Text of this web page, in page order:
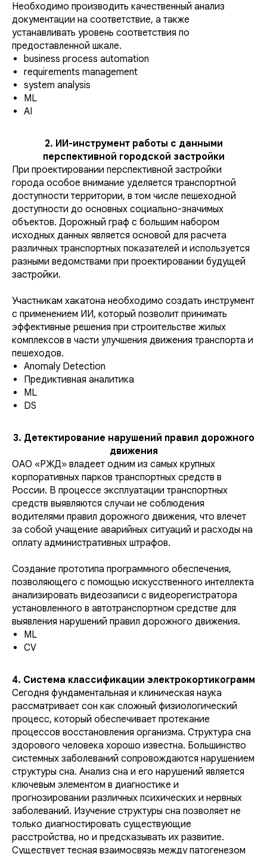
Необходимо производить качественный анализ
документации на соответствие, а также
устанавливать уровень соответствия по
предоставленной шкале.
business process automation
requirements management
system analysis
ML
AI
2. ИИ-инструмент работы с данными
перспективной городской застройки
При проектировании перспективной застройки
города особое внимание уделяется транспортной
доступности территории, в том числе пешеходной
доступности до основных социально-значимых
объектов. Дорожный граф с большим набором
исходных данных является основой для расчета
различных транспортных показателей и используется
разными ведомствами при проектировании будущей
застройки.
Участникам хакатона необходимо создать инструмент
с применением ИИ, который позволит принимать
эффективные решения при строительстве жилых
комплексов в части улучшения движения транспорта и
пешеходов.
Anomaly Detection
Предиктивная аналитика
ML
DS
3. Детектирование нарушений правил дорожного
движения
ОАО «РЖД» владеет одним из самых крупных
корпоративных парков транспортных средств в
России. В процессе эксплуатации транспортных
средств выявляются случаи не соблюдения
водителями правил дорожного движения, что влечет
за собой учащение аварийных ситуаций и расходы на
оплату административных штрафов.
Создание прототипа программного обеспечения,
позволяющего с помощью искусственного интеллекта
анализировать видеозаписи с видеорегистратора
установленного в автотранспортном средстве для
выявления нарушений правил дорожного движения.
ML
CV
4. Система классификации электрокортикограмм
Сегодня фундаментальная и клиническая наука
рассматривает сон как сложный физиологический
процесс, который обеспечивает протекание
процессов восстановления организма. Структура сна
здорового человека хорошо известна. Большинство
системных заболеваний сопровождаются нарушением
структуры сна. Анализ сна и его нарушений является
ключевым элементом в диагностике и
прогнозировании различных психических и нервных
заболеваний. Изучение структуры сна позволяет не
только диагностировать существующие
расстройства, но и предсказывать их развитие.
Существует тесная взаимосвязь между патогенезом